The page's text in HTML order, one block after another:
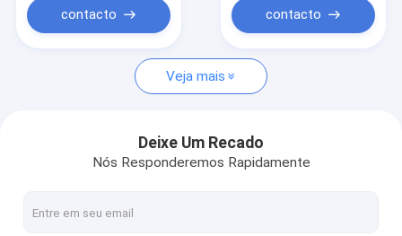
pintura à pistola da tela
Pintura à pistola dos grafittis
tinta acrílica de spray
tinta spray de marcação
pena de marcador
contacto contacto
Veja mais
Deixe Um Recado
Nós Responderemos Rapidamente